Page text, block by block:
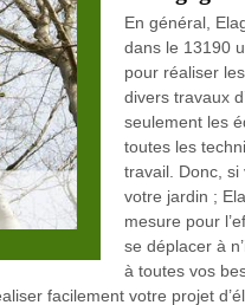
En général,
dans le 13190
pour réaliser
divers travaux
seulement les
toutes les
travail. Donc,
votre jardin ;
mesure pour
se déplacer à
à toutes vos
facilement votre projet